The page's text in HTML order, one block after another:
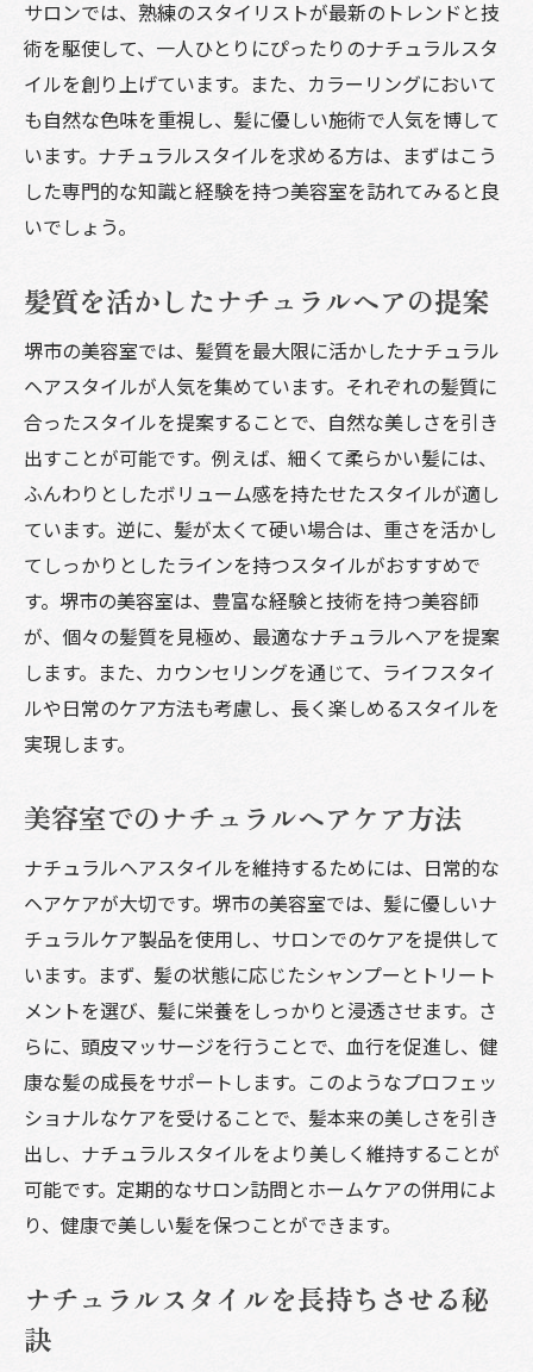
サロンでは、熟練のスタイリストが最新のトレンドと技
術を駆使して、一人ひとりにぴったりのナチュラルスタ
イルを創り上げています。また、カラーリングにおいて
も自然な色味を重視し、髪に優しい施術で人気を博して
います。ナチュラルスタイルを求める方は、まずはこう
した専門的な知識と経験を持つ美容室を訪れてみると良
いでしょう。
髪質を活かしたナチュラルヘアの提案
堺市の美容室では、髪質を最大限に活かしたナチュラル
ヘアスタイルが人気を集めています。それぞれの髪質に
合ったスタイルを提案することで、自然な美しさを引き
出すことが可能です。例えば、細くて柔らかい髪には、
ふんわりとしたボリューム感を持たせたスタイルが適し
ています。逆に、髪が太くて硬い場合は、重さを活かし
てしっかりとしたラインを持つスタイルがおすすめで
す。堺市の美容室は、豊富な経験と技術を持つ美容師
が、個々の髪質を見極め、最適なナチュラルヘアを提案
します。また、カウンセリングを通じて、ライフスタイ
ルや日常のケア方法も考慮し、長く楽しめるスタイルを
実現します。
美容室でのナチュラルヘアケア方法
ナチュラルヘアスタイルを維持するためには、日常的な
ヘアケアが大切です。堺市の美容室では、髪に優しいナ
チュラルケア製品を使用し、サロンでのケアを提供して
います。まず、髪の状態に応じたシャンプーとトリート
メントを選び、髪に栄養をしっかりと浸透させます。さ
らに、頭皮マッサージを行うことで、血行を促進し、健
康な髪の成長をサポートします。このようなプロフェッ
ショナルなケアを受けることで、髪本来の美しさを引き
出し、ナチュラルスタイルをより美しく維持することが
可能です。定期的なサロン訪問とホームケアの併用によ
り、健康で美しい髪を保つことができます。
ナチュラルスタイルを長持ちさせる秘
訣